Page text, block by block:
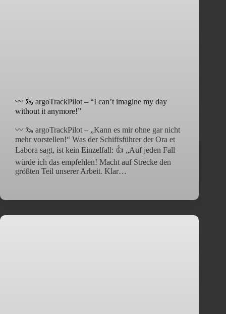
〰️ 🦦 argoTrackPilot – “I can’t imagine my day
without it anymore!”
〰️ 🦦 argoTrackPilot – „Kann es mir ohne gar nicht
mehr vorstellen!“ Was der Schiffsführer der Ora et
Labora sagt, ist kein Einzelfall: 👍 „Auf jeden Fall
würde ich das empfehlen! Macht auf Strecke den
größten Teil unserer Arbeit. Klar…